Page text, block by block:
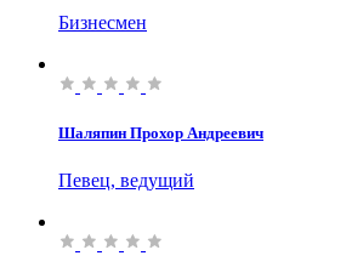
Бизнесмен
Шаляпин Прохор Андреевич
Певец, ведущий